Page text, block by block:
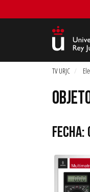
TV URJC